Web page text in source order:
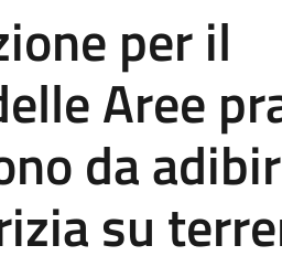
per il
Aree
da
su